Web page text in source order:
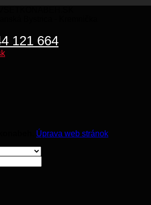
121 664
Úprava web stránok